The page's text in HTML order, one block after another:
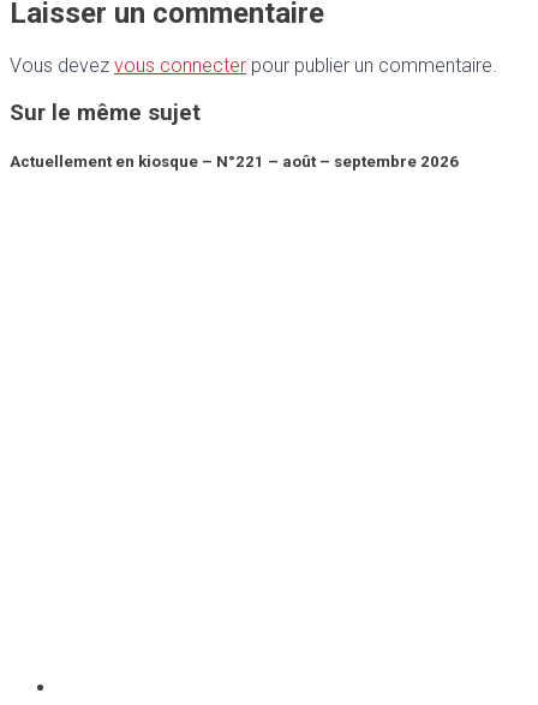
Laisser un commentaire
Vous devez vous connecter pour publier un commentaire.
Sur le même sujet
Actuellement en kiosque – N°221 – août – septembre 2026